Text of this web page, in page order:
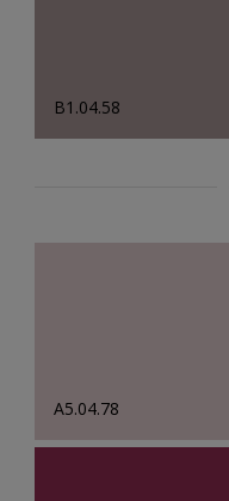
B1.04.58
A5.04.78